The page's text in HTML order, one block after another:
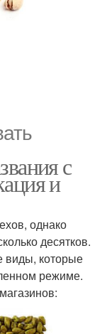
с
и
однако
десятков.
виды, которые
режиме.